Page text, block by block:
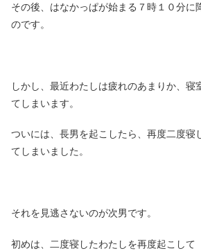
その後、はなかっぱが始まる７時１０分に
のです。
しかし、最近わたしは疲れのあまりか、寝
てしまいます。
ついには、長男を起こしたら、再度二度寝
てしまいました。
それを見逃さないのが次男です。
初めは、二度寝したわたしを再度起こして